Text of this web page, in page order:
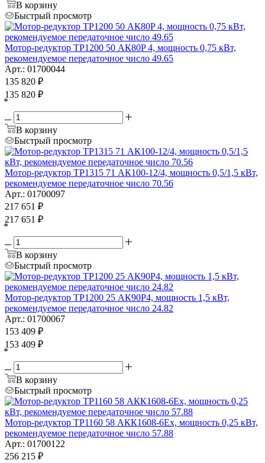
В корзину
Быстрый просмотр
Мотор-редуктор ТР1200 50 АК80P 4, мощность 0,75 кВт,
рекомендуемое передаточное число 49.65
Арт.: 01700044
135 820 ₽
135 820 ₽
*
В корзину
Быстрый просмотр
Мотор-редуктор ТР1315 71 АК100-12/4, мощность 0,5/1,5 кВт,
рекомендуемое передаточное число 70.56
Арт.: 01700097
217 651 ₽
217 651 ₽
*
В корзину
Быстрый просмотр
Мотор-редуктор ТР1200 25 АК90P4, мощность 1,5 кВт,
рекомендуемое передаточное число 24.82
Арт.: 01700067
153 409 ₽
153 409 ₽
*
В корзину
Быстрый просмотр
Мотор-редуктор ТР1160 58 АКК1608-6Ех, мощность 0,25 кВт,
рекомендуемое передаточное число 57.88
Арт.: 01700122
256 215 ₽